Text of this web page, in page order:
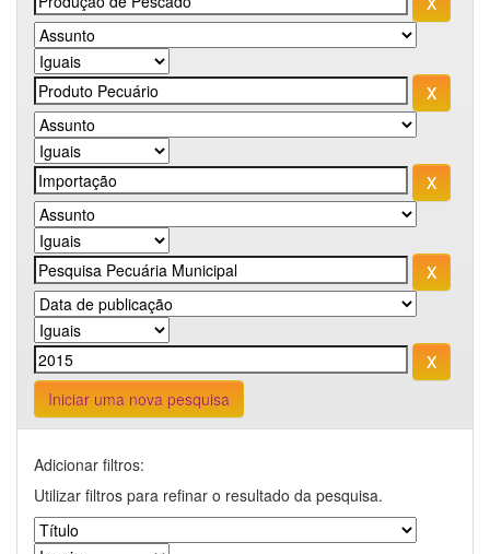
Iniciar uma nova pesquisa
Adicionar filtros:
Utilizar filtros para refinar o resultado da pesquisa.